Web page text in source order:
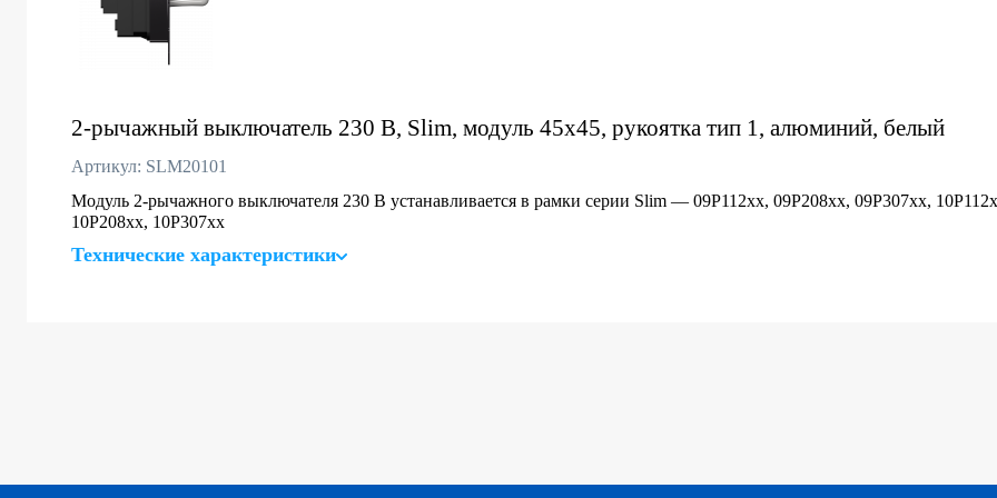
2-рычажный выключатель 230 В, Slim, модуль 45х45, рукоятка тип 1, алюминий, белый
Артикул: SLM20101
Модуль 2-рычажного выключателя 230 В устанавливается в рамки серии Slim — 09P112xx, 09P208xx, 09P307xx,
10P208xx, 10P307xx
Технические характеристики